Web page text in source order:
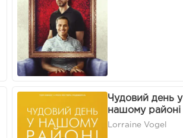
Чудовий день у
нашому районі
Lorraine Vogel